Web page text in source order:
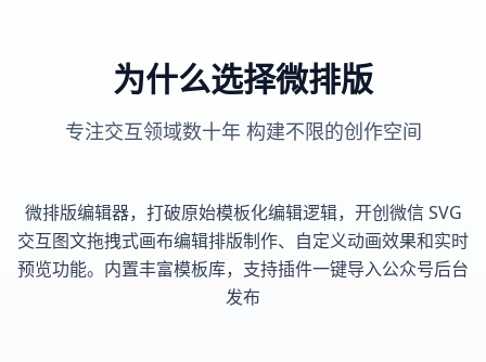
为什么选择微排版
专注交互领域数十年 构建不限的创作空间
微排版编辑器，打破原始模板化编辑逻辑，开创微信 SVG
交互图文拖拽式画布编辑排版制作、自定义动画效果和实时
预览功能。内置丰富模板库，支持插件一键导入公众号后台
发布